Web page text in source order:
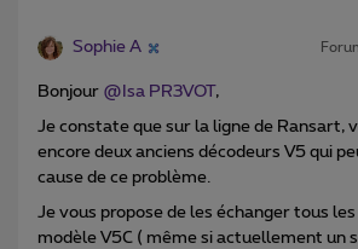
Sophie A
Bonjour @Isa PR3VOT ,
Je constate que sur la ligne de Ransart,
encore deux anciens décodeurs V5 qui
cause de ce problème.
Je vous propose de les échanger tous
modèle V5C ( même si actuellement un